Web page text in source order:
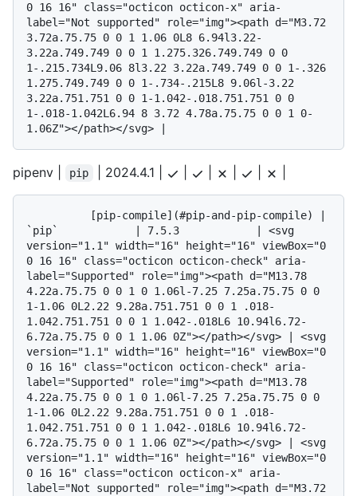
0 16 16" class="octicon octicon-x" aria-
label="Not supported" role="img"><path d="M3.72
3.72a.75.75 0 0 1 1.06 0L8 6.94l3.22-
3.22a.749.749 0 0 1 1.275.326.749.749 0 0
1-.215.734L9.06 8l3.22 3.22a.749.749 0 0 1-.326
1.275.749.749 0 0 1-.734-.215L8 9.06l-3.22
3.22a.751.751 0 0 1-1.042-.018.751.751 0 0
1-.018-1.042L6.94 8 3.72 4.78a.75.75 0 0 1 0-
pipenv | pip | 2024.4.1 |
`pip`            | 7.5.3            | <svg
version="1.1" width="16" height="16" viewBox="0
0 16 16" class="octicon octicon-check" aria-
label="Supported" role="img"><path d="M13.78
4.22a.75.75 0 0 1 0 1.06l-7.25 7.25a.75.75 0 0
1-1.06 0L2.22 9.28a.751.751 0 0 1 .018-
1.042.751.751 0 0 1 1.042-.018L6 10.94l6.72-
6.72a.75.75 0 0 1 1.06 0Z"></path></svg> | <svg
version="1.1" width="16" height="16" viewBox="0
0 16 16" class="octicon octicon-check" aria-
label="Supported" role="img"><path d="M13.78
4.22a.75.75 0 0 1 0 1.06l-7.25 7.25a.75.75 0 0
1-1.06 0L2.22 9.28a.751.751 0 0 1 .018-
1.042.751.751 0 0 1 1.042-.018L6 10.94l6.72-
6.72a.75.75 0 0 1 1.06 0Z"></path></svg> | <svg
version="1.1" width="16" height="16" viewBox="0
0 16 16" class="octicon octicon-x" aria-
label="Not supported" role="img"><path d="M3.72